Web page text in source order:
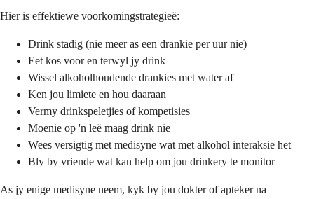
Hier is effektiewe voorkomingstrategieë:
Drink stadig (nie meer as een drankie per uur nie)
Eet kos voor en terwyl jy drink
Wissel alkoholhoudende drankies met water af
Ken jou limiete en hou daaraan
Vermy drinkspeletjies of kompetisies
Moenie op 'n leë maag drink nie
Wees versigtig met medisyne wat met alkohol interaksie het
Bly by vriende wat kan help om jou drinkery te monitor
As jy enige medisyne neem, kyk by jou dokter of apteker na